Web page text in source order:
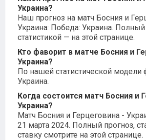
Украина?
Наш прогноз на матч Босния и
Украина: Победа: Украина. Полный
статистикой — на этой странице.
Кто фаворит в матче Босния и
Украина?
По нашей статистической модели
Украина.
Когда состоится матч Босния и
Украина?
Матч Босния и Герцеговина -
21 марта 2024. Полный прогноз,
ставку смотрите на этой странице.